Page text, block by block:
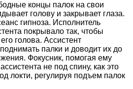
концы палок на свои
голову и закрывает глаза.
гипноза. Исполнитель
покрывало так, чтобы
голова. Ассистент
палки и доводит их до
Фокусник, помогая ему
не под спину, как это
локти, регулируя подъем палок